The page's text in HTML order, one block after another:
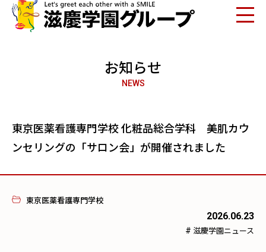
お知らせ
NEWS
東京医薬看護専門学校 化粧品総合学科 美肌カウ
ンセリングの「サロン会」が開催されました
東京医薬看護専門学校
2026.06.23
# 滋慶学園ニュース